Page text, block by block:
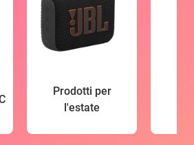
Prodotti per
l'estate